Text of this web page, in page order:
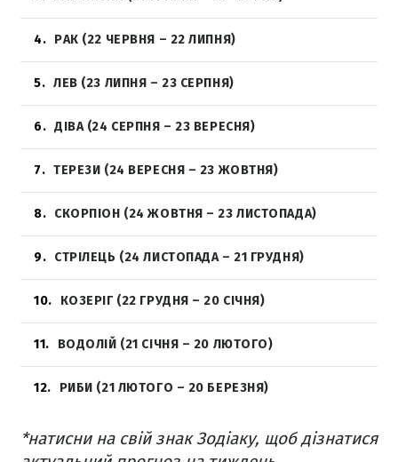
4 РАК (22 ЧЕРВНЯ – 22 ЛИПНЯ)
5 ЛЕВ (23 ЛИПНЯ – 23 СЕРПНЯ)
6 ДІВА (24 СЕРПНЯ – 23 ВЕРЕСНЯ)
7 ТЕРЕЗИ (24 ВЕРЕСНЯ – 23 ЖОВТНЯ)
8 СКОРПІОН (24 ЖОВТНЯ – 23 ЛИСТОПАДА)
9 СТРІЛЕЦЬ (24 ЛИСТОПАДА – 21 ГРУДНЯ)
10 КОЗЕРІГ (22 ГРУДНЯ – 20 СІЧНЯ)
11 ВОДОЛІЙ (21 СІЧНЯ – 20 ЛЮТОГО)
12 РИБИ (21 ЛЮТОГО – 20 БЕРЕЗНЯ)
*натисни на свій знак Зодіаку, щоб дізнатися